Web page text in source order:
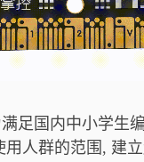
足国内中小学生
人群的范围, 建